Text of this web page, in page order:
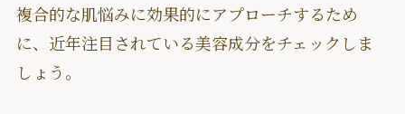
複合的な肌悩みに効果的にアプローチするため
に、近年注目されている美容成分をチェックしま
しょう。